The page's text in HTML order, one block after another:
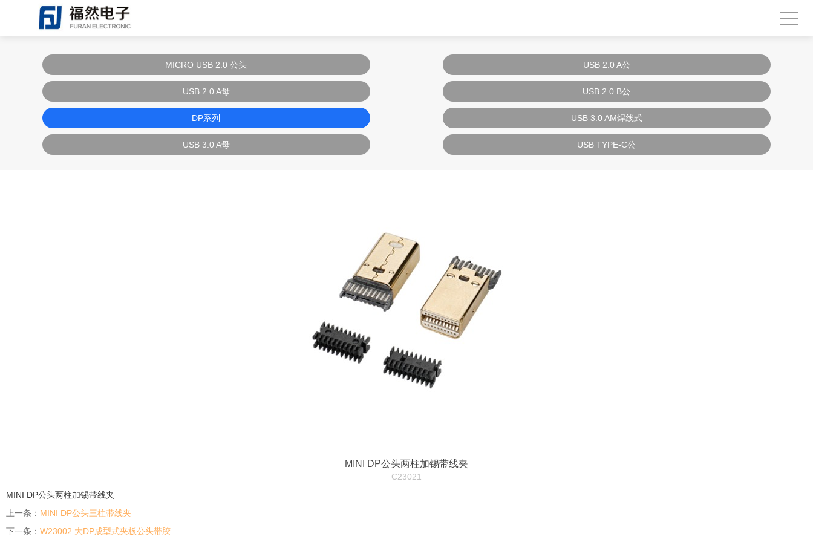
MICRO USB 2.0 公头 USB 2.0 A公
USB 2.0 A母 USB 2.0 B公
DP系列 USB 3.0 AM焊线式
USB 3.0 A母 USB TYPE-C公
MINI DP公头两柱加锡带线夹
C23021
MINI DP公头两柱加锡带线夹
上一条： MINI DP公头三柱带线夹
下一条： W23002 大DP成型式夹板公头带胶